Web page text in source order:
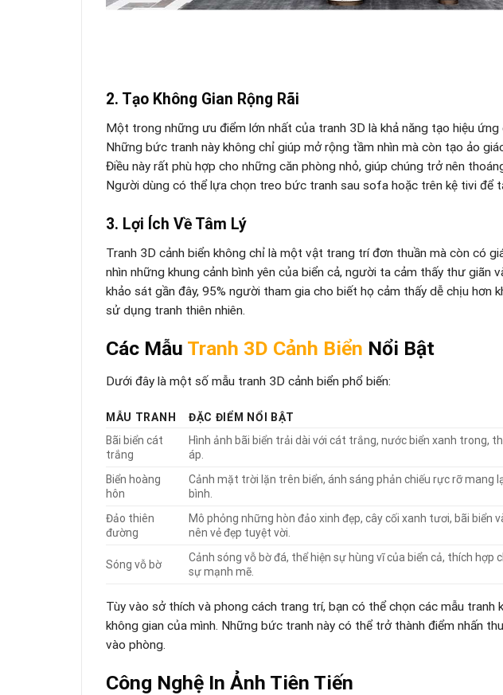
2. Tạo Không Gian Rộng Rãi
Một trong những ưu điểm lớn nhất của tranh 3D là khả năng tạo hiệu ứng
Những bức tranh này không chỉ giúp mở rộng tầm nhìn mà còn tạo ảo
Điều này rất phù hợp cho những căn phòng nhỏ, giúp chúng trở nên
Người dùng có thể lựa chọn treo bức tranh sau sofa hoặc trên kệ tivi để
3. Lợi Ích Về Tâm Lý
Tranh 3D cảnh biển không chỉ là một vật trang trí đơn thuần mà còn có
nhìn những khung cảnh bình yên của biển cả, người ta cảm thấy thư giãn
khảo sát gần đây, 95% người tham gia cho biết họ cảm thấy dễ chịu hơn
sử dụng tranh thiên nhiên.
Các Mẫu Tranh 3D Cảnh Biển Nổi Bật
Dưới đây là một số mẫu tranh 3D cảnh biển phổ biến:
MẪU TRANH
ĐẶC ĐIỂM NỔI BẬT
Bãi biển cát
trắng
Hình ảnh bãi biển trải dài với cát trắng, nước biển xanh trong,
áp.
Biển hoàng
hôn
Cảnh mặt trời lặn trên biển, ánh sáng phản chiếu rực rỡ mang
bình.
Đảo thiên
đường
Mô phỏng những hòn đảo xinh đẹp, cây cối xanh tươi, bãi biển
nên vẻ đẹp tuyệt vời.
Sóng vỗ bờ
Cảnh sóng vỗ bờ đá, thể hiện sự hùng vĩ của biển cả, thích hợp
sự mạnh mẽ.
Tùy vào sở thích và phong cách trang trí, bạn có thể chọn các mẫu tranh
không gian của mình. Những bức tranh này có thể trở thành điểm nhấn
vào phòng.
Công Nghệ In Ảnh Tiên Tiến